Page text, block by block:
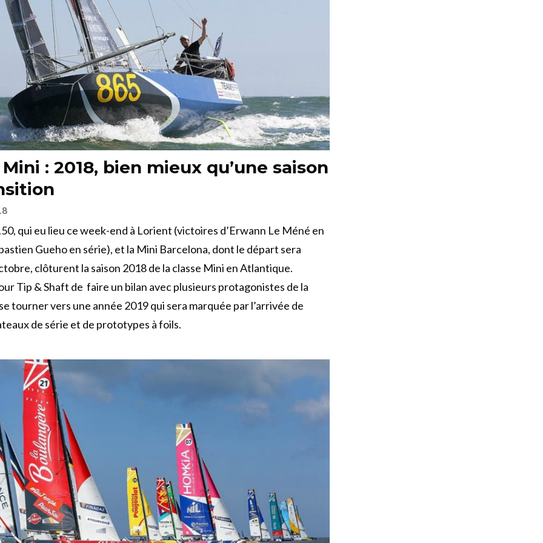
: 2018, bien mieux qu’une saison
qui eu lieu ce week-end à Lorient (victoires d’Erwann Le Méné en
Gueho en série), et la Mini Barcelona, dont le départ sera
clôturent la saison 2018 de la classe Mini en Atlantique.
Tip & Shaft de faire un bilan avec plusieurs protagonistes de la
tourner vers une année 2019 qui sera marquée par l’arrivée de
de série et de prototypes à foils.